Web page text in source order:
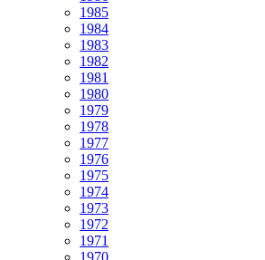
1985
1984
1983
1982
1981
1980
1979
1978
1977
1976
1975
1974
1973
1972
1971
1970